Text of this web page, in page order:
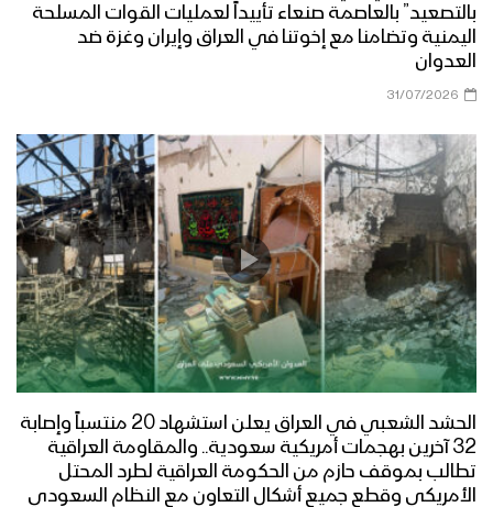
بالتصعيد” بالعاصمة صنعاء تأييداً لعمليات القوات المسلحة
اليمنية وتضامنا مع إخوتنا في العراق وإيران وغزة ضد
العدوان
31/07/2026
الحشد الشعبي في العراق يعلن استشهاد 20 منتسباً وإصابة
32 آخرين بهجمات أمريكية سعودية.. والمقاومة العراقية
تطالب بموقف حازم من الحكومة العراقية لطرد المحتل
الأمريكي وقطع جميع أشكال التعاون مع النظام السعودي